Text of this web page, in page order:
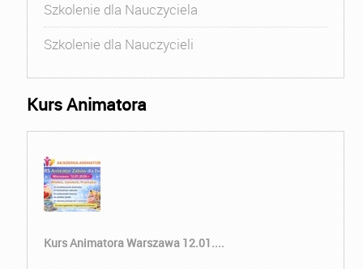
Szkolenie dla Nauczyciela
Szkolenie dla Nauczycieli
Kurs Animatora
Kurs Animatora Warszawa 12.01....